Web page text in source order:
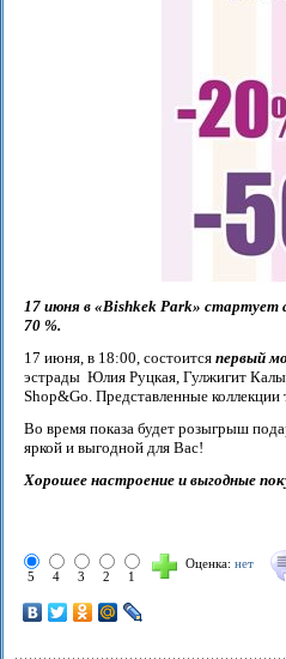
17 июня в «Bishkek Park» стартует
70 %.
17 июня, в 18:00, состоится первый
эстрады Юлия Руцкая, Гулжигит
Shop&Go. Представленные
Во время показа будет розыгрыш
яркой и выгодной для Вас!
Хорошее настроение и выгодные
5 4 3 2 1
Оценка: нет